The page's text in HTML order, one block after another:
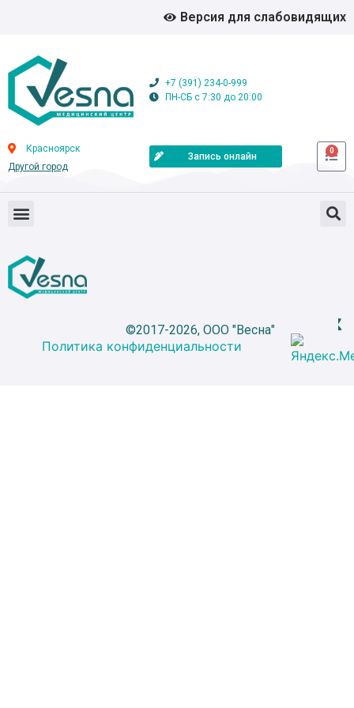
Версия для слабовидящих
+7 (391) 234-0-999
ПН-СБ с 7:30 до 20:00
Красноярск
Другой город
Запись онлайн
0
©2017-2026, ООО "Весна"
Политика конфиденциальности